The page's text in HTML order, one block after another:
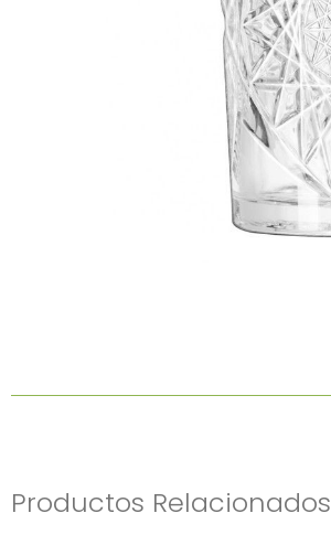
Productos Relacionados